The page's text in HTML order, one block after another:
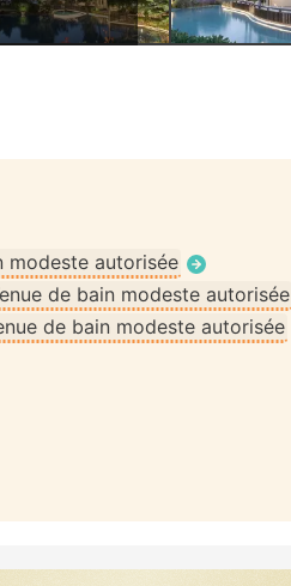
modeste autorisée
de bain modeste autorisée
de bain modeste autorisée